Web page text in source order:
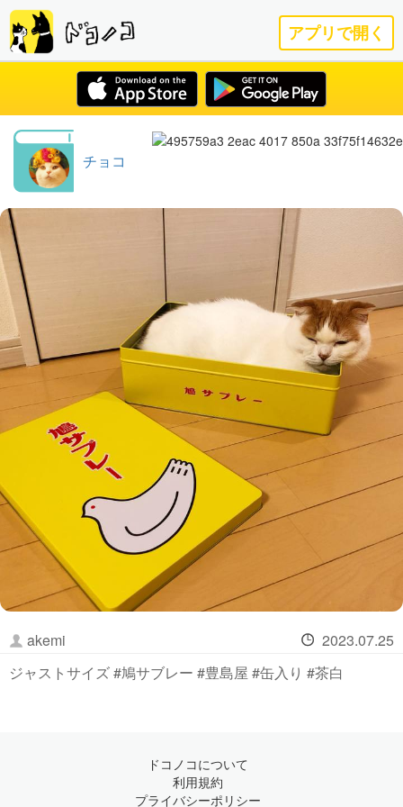
アプリで開く
チョコ
akemi
2023.07.25
ジャストサイズ #鳩サブレー #豊島屋 #缶入り #茶白
ドコノコについて
利用規約
プライバシーポリシー